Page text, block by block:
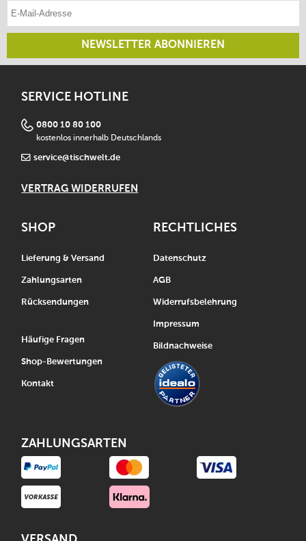
E-Mail-Adresse eintragen
NEWSLETTER ABONNIEREN
SERVICE HOTLINE
0800 10 80 100
kostenlos innerhalb Deutschlands
service@tischwelt.de
VERTRAG WIDERRUFEN
SHOP
Lieferung & Versand
Zahlungsarten
Rücksendungen
Häufige Fragen
Shop-Bewertungen
Kontakt
RECHTLICHES
Datenschutz
AGB
Widerrufsbelehrung
Impressum
Bildnachweise
ZAHLUNGSARTEN